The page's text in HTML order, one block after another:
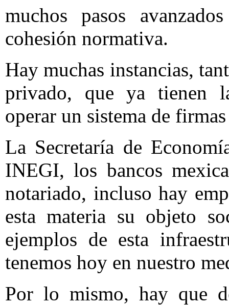
muchos pasos
cohesión normativa.
Hay muchas instancias,
privado, que ya tienen
operar un sistema de
La Secretaría de
INEGI, los bancos
notariado, incluso hay
esta materia su objeto
ejemplos de esta
tenemos hoy en nuestro
Por lo mismo, hay que